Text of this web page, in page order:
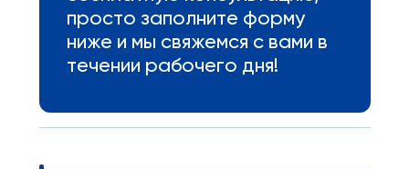
просто заполните форму
ниже и мы свяжемся с вами в
течении рабочего дня!